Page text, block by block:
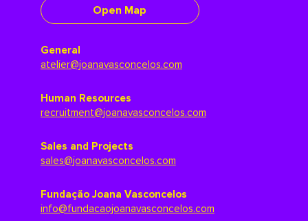
Open Map
General
atelier@joanavasconcelos.com
Human Resources
recruitment@joanavasconcelos.com
Sales and Projects
sales@joanavasconcelos.com
Fundação Joana Vasconcelos
info@fundacaojoanavasconcelos.com